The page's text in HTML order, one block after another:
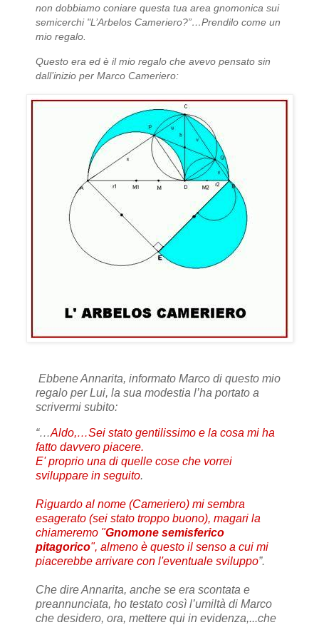
non dobbiamo coniare questa tua area gnomonica sui
semicerchi "L’Arbelos Cameriero?”…Prendilo come un
mio regalo.
Questo era ed è il mio regalo che avevo pensato sin
dall’inizio per Marco Cameriero:
Ebbene Annarita, informato Marco di questo mio
regalo per Lui, la sua modestia l’ha portato a
scrivermi subito:
“…Aldo,…Sei stato gentilissimo e la cosa mi ha
fatto davvero piacere.
E' proprio una di quelle cose che vorrei
sviluppare in seguito.
Riguardo al nome (Cameriero) mi sembra
esagerato (sei stato troppo buono), magari la
chiameremo "Gnomone semisferico
pitagorico", almeno è questo il senso a cui mi
piacerebbe arrivare con l'eventuale sviluppo”.
Che dire Annarita, anche se era scontata e
preannunciata, ho testato così l’umiltà di Marco
che desidero, ora, mettere qui in evidenza,...che